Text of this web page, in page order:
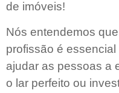
de imóveis!
Nós entendemos
profissão é essencial
ajudar as pessoas a
o lar perfeito ou